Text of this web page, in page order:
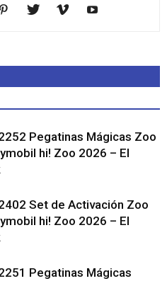
Pegatinas Mágicas Zoo
hi! Zoo 2026 – El
Set de Activación Zoo
hi! Zoo 2026 – El
Pegatinas Mágicas